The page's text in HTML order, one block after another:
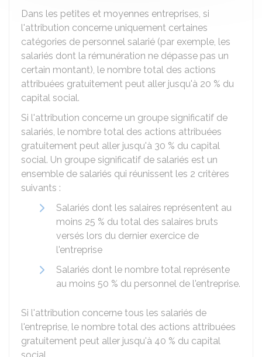
Dans les petites et moyennes entreprises, si
l'attribution concerne uniquement certaines
catégories de personnel salarié (par exemple, les
salariés dont la rémunération ne dépasse pas un
certain montant), le nombre total des actions
attribuées gratuitement peut aller jusqu'à 20 % du
capital social.
Si l'attribution concerne un groupe significatif de
salariés, le nombre total des actions attribuées
gratuitement peut aller jusqu'à 30 % du capital
social. Un groupe significatif de salariés est un
ensemble de salariés qui réunissent les 2 critères
suivants :
Salariés dont les salaires représentent au
moins 25 % du total des salaires bruts
versés lors du dernier exercice de
l'entreprise
Salariés dont le nombre total représente
au moins 50 % du personnel de l'entreprise.
Si l'attribution concerne tous les salariés de
l'entreprise, le nombre total des actions attribuées
gratuitement peut aller jusqu'à 40 % du capital